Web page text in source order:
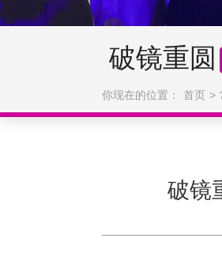
破镜重圆
你现在的位置： 首页
破镜